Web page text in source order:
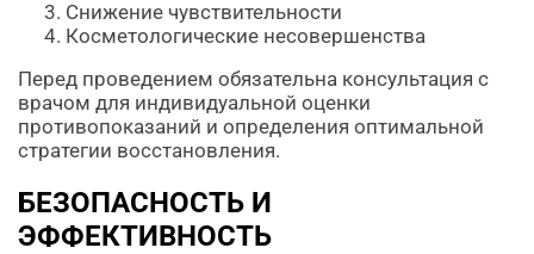
Снижение чувствительности
Косметологические несовершенства
Перед проведением обязательна консультация с
врачом для индивидуальной оценки
противопоказаний и определения оптимальной
стратегии восстановления.
БЕЗОПАСНОСТЬ И
ЭФФЕКТИВНОСТЬ